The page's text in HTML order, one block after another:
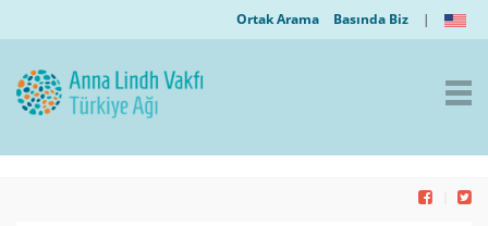
Ortak Arama Basında Biz |